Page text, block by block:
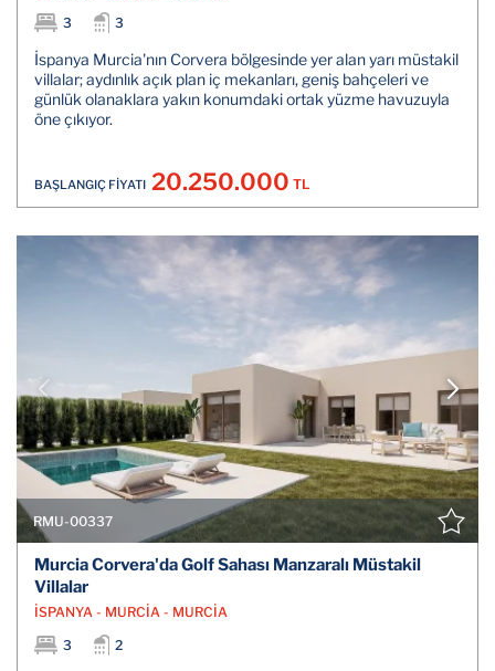
3
3
İspanya Murcia'nın Corvera bölgesinde yer alan yarı müstakil
villalar; aydınlık açık plan iç mekanları, geniş bahçeleri ve
günlük olanaklara yakın konumdaki ortak yüzme havuzuyla
öne çıkıyor.
BAŞLANGIÇ FİYATI 20.250.000 TL
RMU-00337
Murcia Corvera'da Golf Sahası Manzaralı Müstakil
Villalar
İSPANYA - MURCİA - MURCİA
3
2